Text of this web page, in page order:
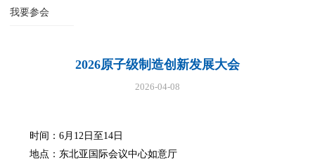
我要参会
2026原子级制造创新发展大会
2026-04-08
时间：6月12日至14日
地点：东北亚国际会议中心如意厅